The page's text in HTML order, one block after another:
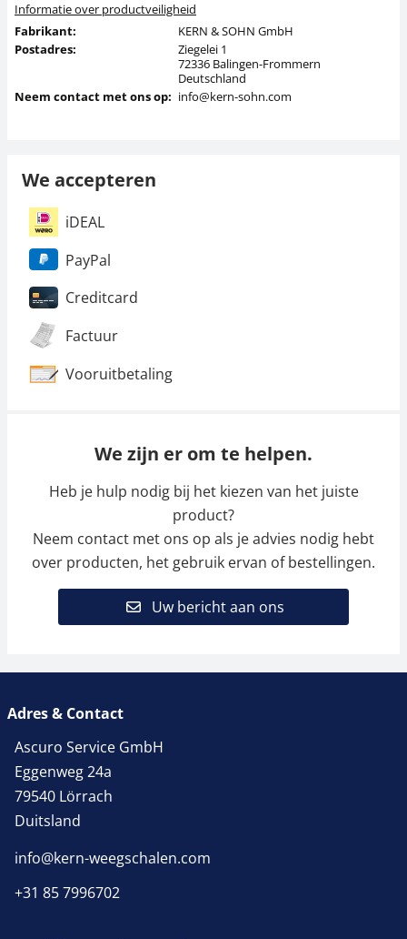
Informatie over productveiligheid
Fabrikant:
KERN & SOHN GmbH
Postadres:
Ziegelei 1
72336 Balingen-Frommern
Deutschland
Neem contact met ons op: info@kern-sohn.com
We accepteren
iDEAL
PayPal
Creditcard
Factuur
Vooruitbetaling
We zijn er om te helpen.
Heb je hulp nodig bij het kiezen van het juiste
product?
Neem contact met ons op als je advies nodig hebt
over producten, het gebruik ervan of bestellingen.
Uw bericht aan ons
Adres & Contact
Ascuro Service GmbH
Eggenweg 24a
79540 Lörrach
Duitsland
info@kern-weegschalen.com
+31 85 7996702